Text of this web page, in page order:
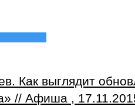
Как выглядит
// Афиша ,